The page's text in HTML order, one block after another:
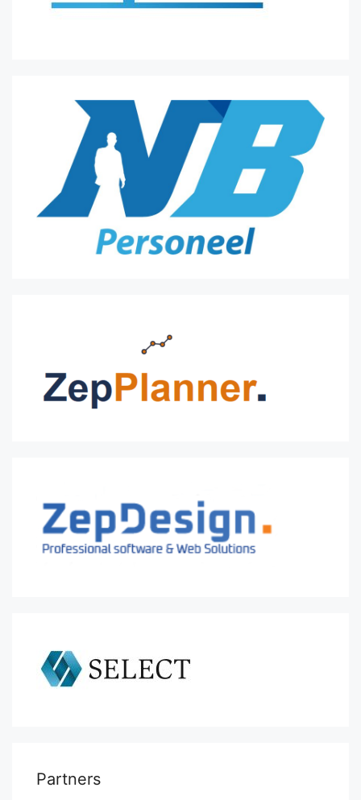
Partners